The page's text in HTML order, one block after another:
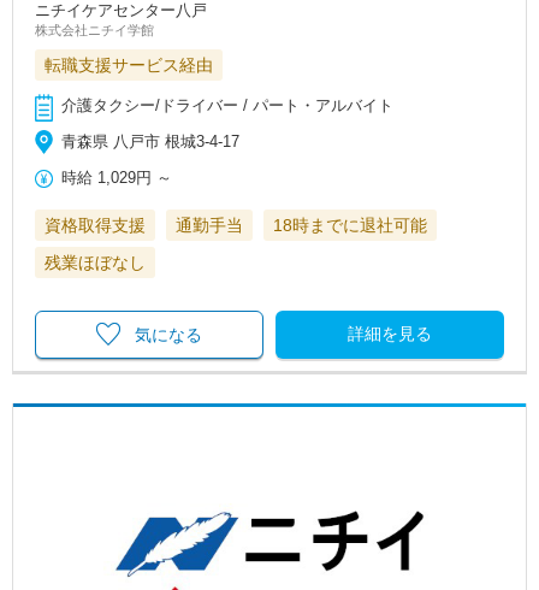
ニチイケアセンター八戸
株式会社ニチイ学館
転職支援サービス経由
介護タクシー/ドライバー / パート・アルバイト
青森県 八戸市 根城3-4-17
時給 1,029円 ～
資格取得支援 通勤手当
18時までに退社可能
残業ほぼなし
詳細を見る
気になる